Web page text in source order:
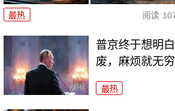
最热 阅读
普京终于想明
废，麻烦就无
最热